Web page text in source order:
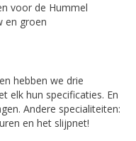
voor de Hummel
en groen
hebben we drie
elk hun specificaties. En
Andere specialiteiten:
en het slijpnet!